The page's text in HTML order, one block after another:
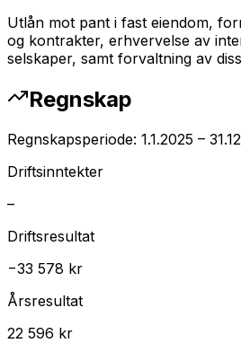
Utlån mot pant i fast eiendom,
og kontrakter, erhvervelse av
selskaper, samt forvaltning av
Regnskap
Regnskapsperiode: 1.1.2025 –
Driftsinntekter
–
Driftsresultat
−33 578 kr
Årsresultat
22 596 kr